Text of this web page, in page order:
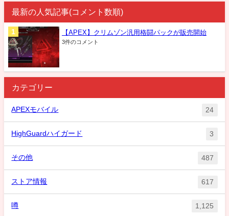
最新の人気記事(コメント数順)
【APEX】クリムゾン汎用格闘パックが販売開始
3件のコメント
カテゴリー
APEXモバイル 24
HighGuardハイガード 3
その他 487
ストア情報 617
噂 1,125